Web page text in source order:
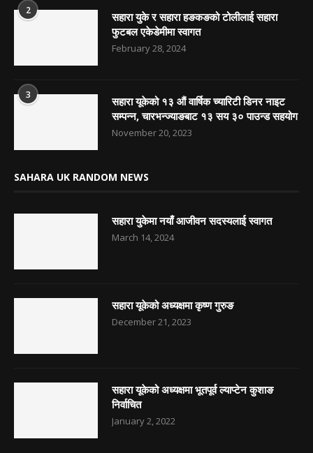
2
सहारा युके र सहारा हङकङको टोलीलाई सहारा
फुटबल एकेडेमीमा स्वागत
February 28, 2024
3
सहारा यूकेको १३ औं वार्षिक च्यारिटी डिनर नाइट
सम्पन्न, चारभन्ज्याङबाट १३ सय ३० पाउन्ड सहयोग
November 20, 2023
SAHARA UK RANDOM NEWS
सहारा युकेमा नयाँ आजीवन सदस्यलाई स्वागत
March 14, 2024
सहारा यूकेको अध्यक्षमा कृष्ण गुरुङ
December 21, 2023
सहारा यूकेको अध्यक्षमा भूतपूर्व ल्याप्टेन कुशाङ
निर्वाचित
January 2, 2022